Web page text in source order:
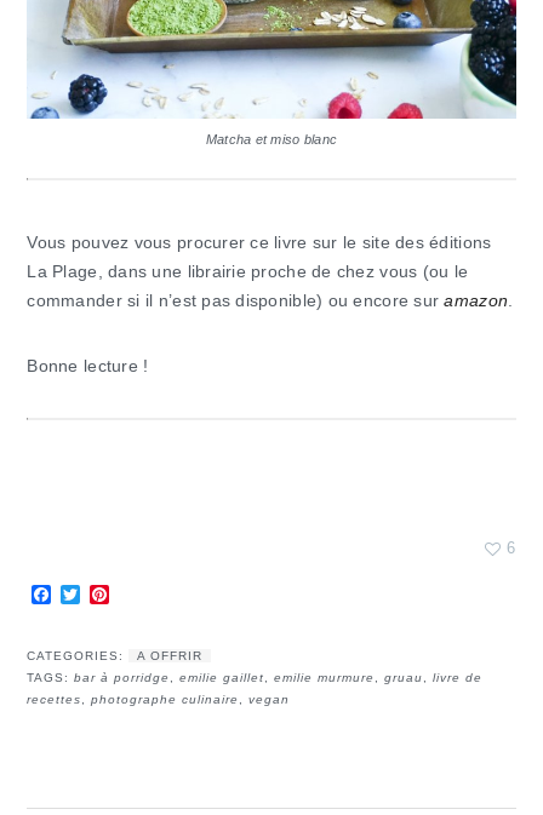
Matcha et miso blanc
Vous pouvez vous procurer ce livre sur le site des éditions
La Plage, dans une librairie proche de chez vous (ou le
commander si il n’est pas disponible) ou encore suramazon
Bonne lecture !
6
Facebook
Twitter
CATEGORIES:
A OFFRIR
TAGS:bar à porridge ,emilie gaillet ,emilie murmure ,gruau ,livre de
recettes
,photographe culinaire ,vegan